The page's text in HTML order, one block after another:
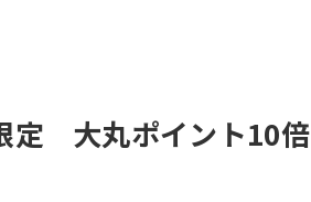
定 大丸ポイント10倍